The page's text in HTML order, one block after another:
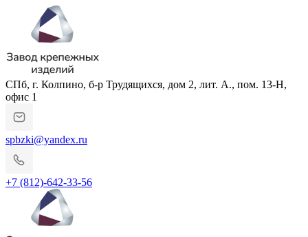
СПб, г. Колпино, б-р Трудящихся, дом 2, лит. А., пом. 13-Н,
офис 1
spbzki@yandex.ru
+7 (812)-642-33-56